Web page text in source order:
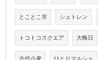
とことこ市 シュトレン
トコトコスクエア 大晦日
古代小麦 ひとりマルシェ